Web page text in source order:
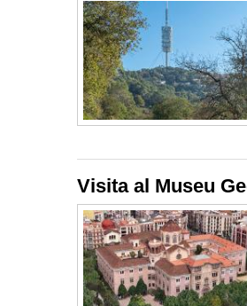
Visita al Museu